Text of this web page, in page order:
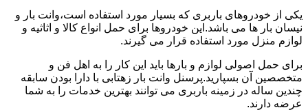
یکی از خودروهای باربری که بسیار مورد استفاده است،وانت بار و
نیسان بار ها می باشد.این خودروها برای حمل انواع کالا و اثاثیه و
لوازم منزل مورد استفاده قرار می گیرند.
برای حمل اصولی لوازم و بارها باید این کار را به اهل فن و
متخصصین آن بسپارید.پرسنل وانت بار زهتابی با دارا بودن سابقه
چندین ساله در زمینه باربری می توانند بهترین خدمات را به شما
عرضه دارند.